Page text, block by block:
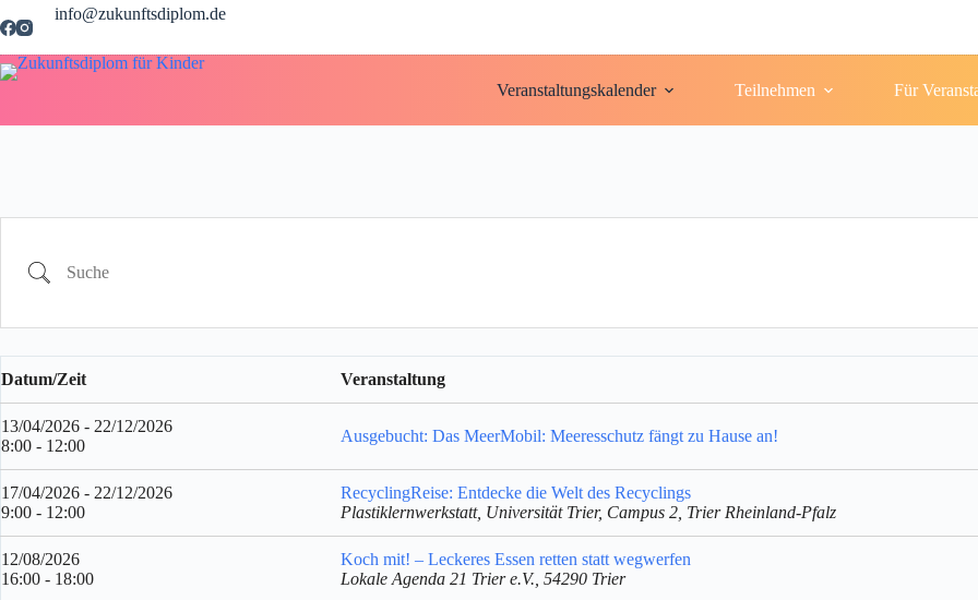
Inhalt
info@zukunftsdiplom.de
Veranstaltungskalender Teilnehmen Für
Suche
Datum/Zeit Veranstaltung
13/04/2026 - 22/12/2026
8:00 - 12:00
Ausgebucht: Das MeerMobil: Meeresschutz fängt zu Hause an!
17/04/2026 - 22/12/2026
9:00 - 12:00
RecyclingReise: Entdecke die Welt des Recyclings
Plastiklernwerkstatt, Universität Trier, Campus 2, Trier Rheinland-Pfalz
12/08/2026
16:00 - 18:00
Koch mit! – Leckeres Essen retten statt wegwerfen
Lokale Agenda 21 Trier e.V., 54290 Trier